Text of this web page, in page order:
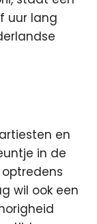
uur lang
en
in de
wil ook een